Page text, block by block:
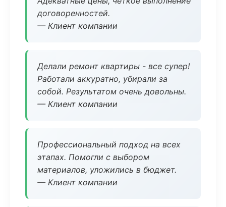
договоренностей.
— Клиент компании
Делали ремонт квартиры - все супер!
Работали аккуратно, убирали за
собой. Результатом очень довольны.
— Клиент компании
Профессиональный подход на всех
этапах. Помогли с выбором
материалов, уложились в бюджет.
— Клиент компании